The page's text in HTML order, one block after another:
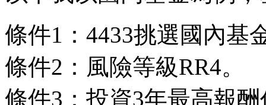
條件1：4433挑選國內基
條件2：風險等級RR4。
條件3：投資3年最高報